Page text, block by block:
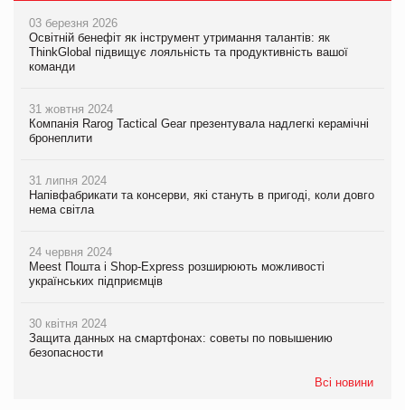
03 березня 2026
Освітній бенефіт як інструмент утримання талантів: як
ThinkGlobal підвищує лояльність та продуктивність вашої
команди
31 жовтня 2024
Компанія Rarog Tactical Gear презентувала надлегкі керамічні
бронеплити
31 липня 2024
Напівфабрикати та консерви, які стануть в пригоді, коли довго
нема світла
24 червня 2024
Meest Пошта і Shop-Express розширюють можливості
українських підприємців
30 квітня 2024
Защита данных на смартфонах: советы по повышению
безопасности
Всі новини